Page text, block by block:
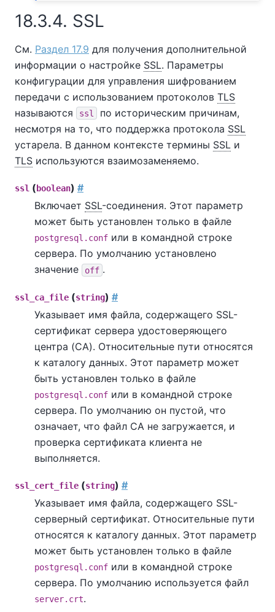
18.3.4. SSL
См. Раздел 17.9 для получения дополнительной
информации о настройке SSL. Параметры
конфигурации для управления шифрованием
передачи с использованием протоколов TLS
называются
ssl
по историческим причинам,
несмотря на то, что поддержка протокола SSL
устарела. В данном контексте термины SSL и
TLS используются взаимозаменяемо.
ssl ( boolean) #
Включает SSL-соединения. Этот параметр
может быть установлен только в файле
postgresql.conf или в командной строке
сервера. По умолчанию установлено
значение
off .
ssl_ca_file (string) #
Указывает имя файла, содержащего SSL-
сертификат сервера удостоверяющего
центра (CA). Относительные пути относятся
к каталогу данных. Этот параметр может
быть установлен только в файле
postgresql.conf или в командной строке
сервера. По умолчанию он пустой, что
означает, что файл CA не загружается, и
проверка сертификата клиента не
выполняется.
ssl_cert_file (string) #
Указывает имя файла, содержащего SSL-
серверный сертификат. Относительные пути
относятся к каталогу данных. Этот параметр
может быть установлен только в файле
postgresql.conf или в командной строке
сервера. По умолчанию используется файл
server.crt.